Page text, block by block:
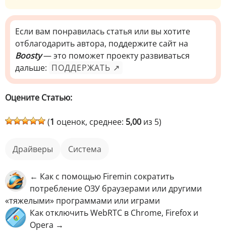
Если вам понравилась статья или вы хотите
отблагодарить автора, поддержите сайт на
Boosty— это поможет проекту развиваться
дальше: ПОДДЕРЖАТЬ ↗
Оцените Статью:
(1 оценок, среднее: 5,00 из 5)
Драйверы Система
← Как с помощью Firemin сократить
потребление ОЗУ браузерами или другими
«тяжелыми» программами или играми
Как отключить WebRTC в Chrome, Firefox и
Opera →